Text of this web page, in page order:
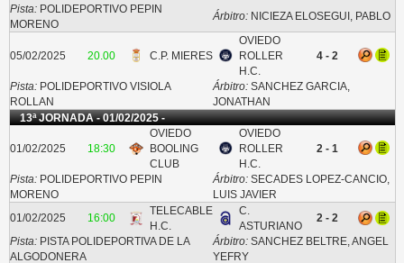
Pista:POLIDEPORTIVO PEPIN
MORENO
Árbitro:NICIEZA ELOSEGUI, PABLO
05/02/2025 20.00 C.P. MIERES
OVIEDO
ROLLER
H.C.
4 - 2
Pista:POLIDEPORTIVO VISIOLA
ROLLAN
Árbitro:SANCHEZ GARCIA,
JONATHAN
13ª JORNADA - 01/02/2025 -
01/02/2025 18:30
OVIEDO
BOOLING
CLUB
OVIEDO
ROLLER
H.C.
2 - 1
Pista:POLIDEPORTIVO PEPIN
MORENO
Árbitro:SECADES LOPEZ-CANCIO,
LUIS JAVIER
01/02/2025
16:00
TELECABLE
H.C.
C.
ASTURIANO
2 - 2
Pista:PISTA POLIDEPORTIVA DE LA
ALGODONERA
Árbitro:SANCHEZ BELTRE, ANGEL
YEFRY